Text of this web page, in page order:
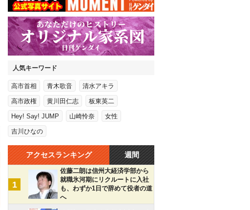
人気キーワード
高市首相 青木歌音 清水アキラ
高市政権 黄川田仁志 板東英二
Hey! Say! JUMP 山崎怜奈 女性
吉川ひなの
アクセスランキング 週間
1
佐藤二朗は信州大経済学部から
就職氷河期にリクルートに入社
も、わずか1日で辞めて役者の道
へ